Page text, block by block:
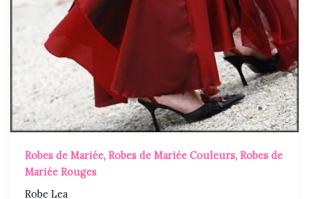
Robes de Mariée,Robes de Mariée Couleurs,Robes de
Mariée Rouges
Robe Lea